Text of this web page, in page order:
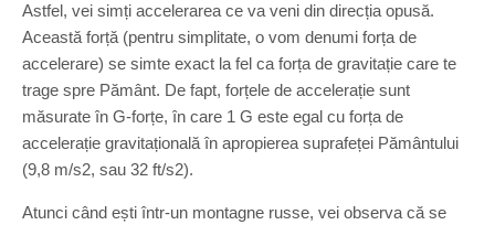
Astfel, vei simți accelerarea ce va veni din direcția opusă.
Această forță (pentru simplitate, o vom denumi forța de
accelerare) se simte exact la fel ca forța de gravitație care te
trage spre Pământ. De fapt, forțele de accelerație sunt
măsurate în G-forțe, în care 1 G este egal cu forța de
accelerație gravitațională în apropierea suprafeței Pământului
(9,8 m/s2, sau 32 ft/s2).
Atunci când ești într-un montagne russe, vei observa că se